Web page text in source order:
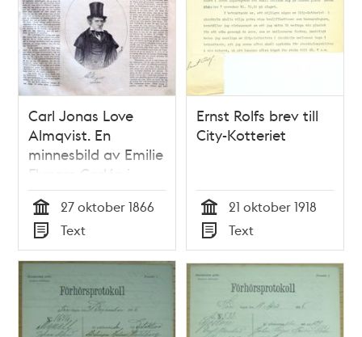
Carl Jonas Love
Almqvist. En
minnesbild av Emilie
Flygare Carlén i
Illustrerad Tidning,
nr 43 den 27
oktober 1866. Med
porträtt.
Tid
27 oktober 1866
Typ
Text
Ernst Rolfs brev till
City-Kotteriet
Tid
21 oktober 1918
Typ
Text